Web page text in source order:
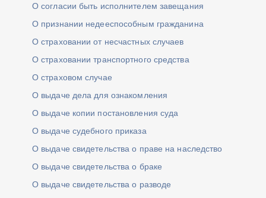
О согласии быть исполнителем завещания
О признании недееспособным гражданина
О страховании от несчастных случаев
О страховании транспортного средства
О страховом случае
О выдаче дела для ознакомления
О выдаче копии постановления суда
О выдаче судебного приказа
О выдаче свидетельства о праве на наследство
О выдаче свидетельства о браке
О выдаче свидетельства о разводе